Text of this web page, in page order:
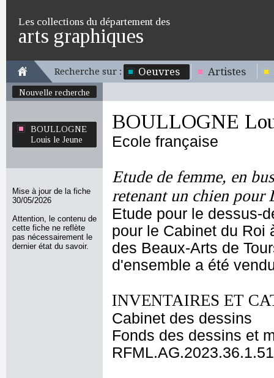
Les collections du département des
arts graphiques
Recherche sur : Oeuvres Artistes
Nouvelle recherche
BOULLOGNE
Louis le Jeune
Mise à jour de la fiche
30/05/2026
Attention, le contenu de
cette fiche ne reflète
pas nécessairement le
dernier état du savoir.
BOULLOGNE
Ecole française
Etude de femme, en
retenant un chien pour
Etude pour le dessus-
pour le Cabinet du Roi
des Beaux-Arts de
d'ensemble a été
INVENTAIRES ET
Cabinet des dessins
Fonds des dessins et